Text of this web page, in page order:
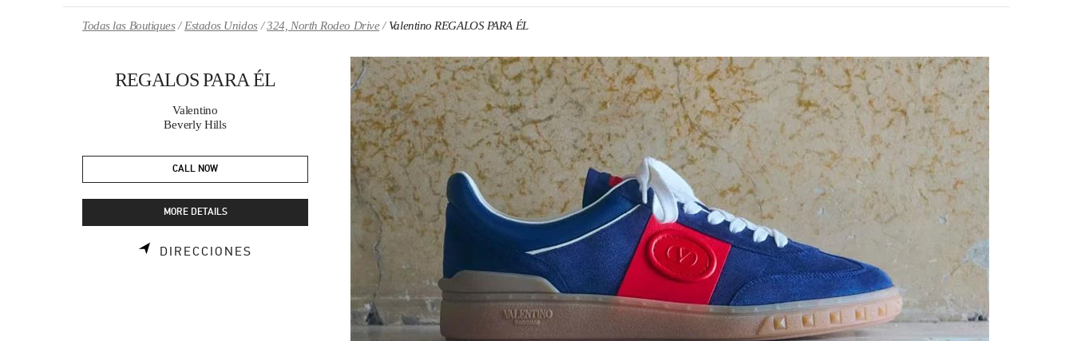
Todas las Boutiques Estados Unidos 324, North Rodeo Drive Valentino REGALOS PARA ÉL
REGALOS PARA ÉL
Valentino
Beverly Hills
CALL NOW
MORE DETAILS
DIRECCIONES LINK OPENS IN NEW TAB
Link Opens in New Tab